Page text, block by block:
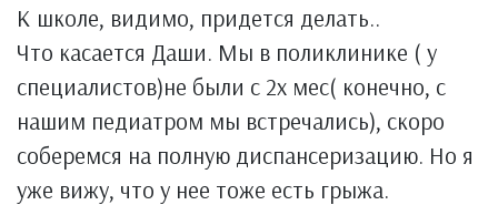
К школе, видимо, придется делать..
Что касается Даши. Мы в поликлинике ( у
специалистов)не были с 2х мес( конечно, с
нашим педиатром мы встречались), скоро
соберемся на полную диспансеризацию. Но я
уже вижу, что у нее тоже есть грыжа.